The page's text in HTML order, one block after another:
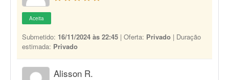
Aceita
Submetido: 16/11/2024 às 22:45 | Oferta: Privado | Duração
estimada: Privado
Alisson R.